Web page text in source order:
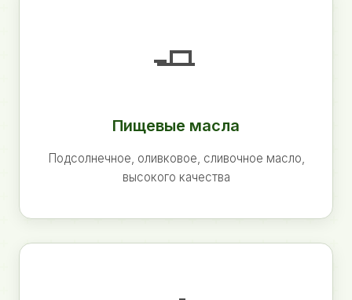
🧈
Пищевые масла
Подсолнечное, оливковое, сливочное масло,
высокого качества